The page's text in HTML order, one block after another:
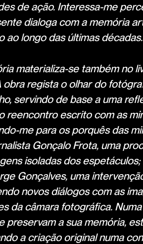
de ação. Interessa-me
dialoga com a memória
ao longo das últimas décadas.
materializa-se também no
obra regista o olhar do
servindo de base a uma
reencontro escrito com as
me para os porquês das
Gonçalo Frota, uma
isoladas dos
Gonçalves, uma
novos diálogos com as
da câmara fotográfica.
preservam a sua memória,
a criação original numa